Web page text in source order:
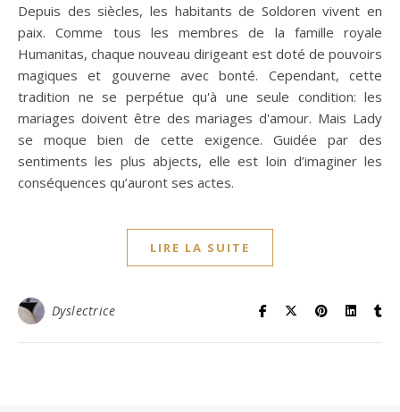
Depuis des siècles, les habitants de Soldoren vivent en
paix. Comme tous les membres de la famille royale
Humanitas, chaque nouveau dirigeant est doté de pouvoirs
magiques et gouverne avec bonté. Cependant, cette
tradition ne se perpétue qu'à une seule condition: les
mariages doivent être des mariages d'amour. Mais Lady
se moque bien de cette exigence. Guidée par des
sentiments les plus abjects, elle est loin d’imaginer les
conséquences qu’auront ses actes.
LIRE LA SUITE
Dyslectrice